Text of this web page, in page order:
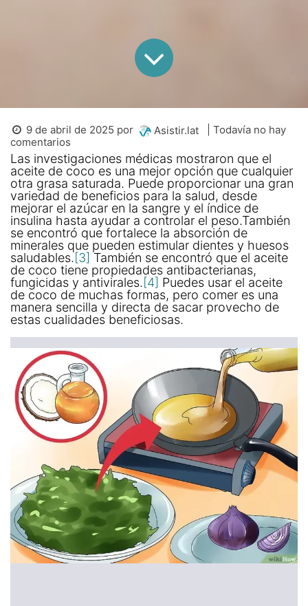
9 de abril de 2025 por Asistir.lat
| Todavía no hay
comentarios
Las investigaciones médicas mostraron que el
aceite de coco es una mejor opción que cualquier
otra grasa saturada. Puede proporcionar una gran
variedad de beneficios para la salud, desde
mejorar el azúcar en la sangre y el índice de
insulina hasta ayudar a controlar el peso.También
se encontró que fortalece la absorción de
minerales que pueden estimular dientes y huesos
saludables.[3] También se encontró que el aceite
de coco tiene propiedades antibacterianas,
fungicidas y antivirales.[4] Puedes usar el aceite
de coco de muchas formas, pero comer es una
manera sencilla y directa de sacar provecho de
estas cualidades beneficiosas.